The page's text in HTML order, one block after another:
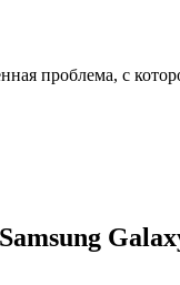
проблема, с